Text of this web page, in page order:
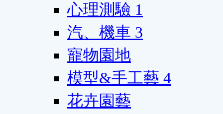
心理測驗 1
汽、機車 3
寵物園地
模型&手工藝 4
花卉園藝